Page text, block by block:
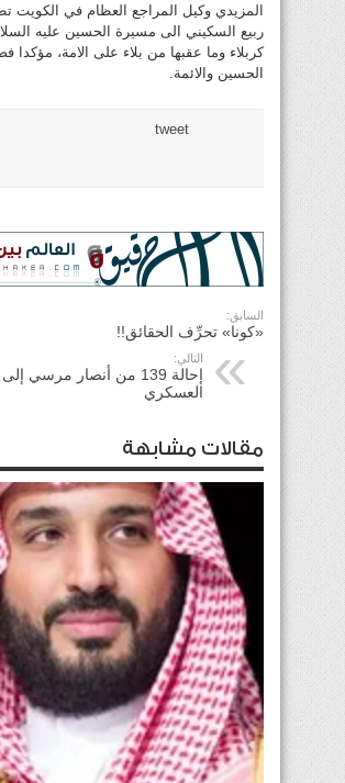
المزيدي وكيل المراجع العظام في الكويت
ربيع السكيني الى مسيرة الحسين عليه
كربلاء وما عقبها من بلاء على الامة، مؤكدا
الحسين والائمة.
tweet
السابق:
«كونا» تحرِّف الحقائق!!
التالي:
إحالة 139 من أنصار مرسي
العسكري
مقالات مشابهة